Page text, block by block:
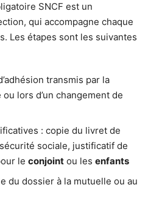
SNCF est un
qui accompagne chaque
Les étapes sont les suivantes
transmis par la
lors d’un changement de
: copie du livret de
sociale, justificatif de
le conjoint ou les enfants
du dossier à la mutuelle ou au